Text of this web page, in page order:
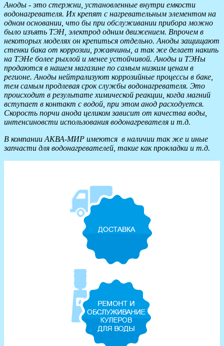
Аноды - это стержни, установленные внутри емкости
водонагревателя. Их крепят с нагревательным элементом на
одном основании, что бы при обслуживании прибора можно
было изъять ТЭН, электрод одним движением. Впрочем в
некоторых моделях он крепиться отдельно. Аноды защищают
стенки бака от коррозии, ржавчины, а так же делает накипь
на ТЭНе более рыхлой и менее устойчивой. Аноды и ТЭНы
продаются в нашем магазине по самым низким ценам в
регионе. Аноды нейтрализуют коррозийные процессы в баке,
тем самым продлевая срок службы водонагревателя. Это
происходит в результате химической реакции, когда магний
вступает в контакт с водой, при этом анод расходуется.
Скорость порчи анода целиком зависит от качества воды,
интенсиновсти использования водонагревателя и т.д.
В компании АКВА-МИР имеются в наличии так же и иные
запчасти для водонагревателей, такие как прокладки и т.д.